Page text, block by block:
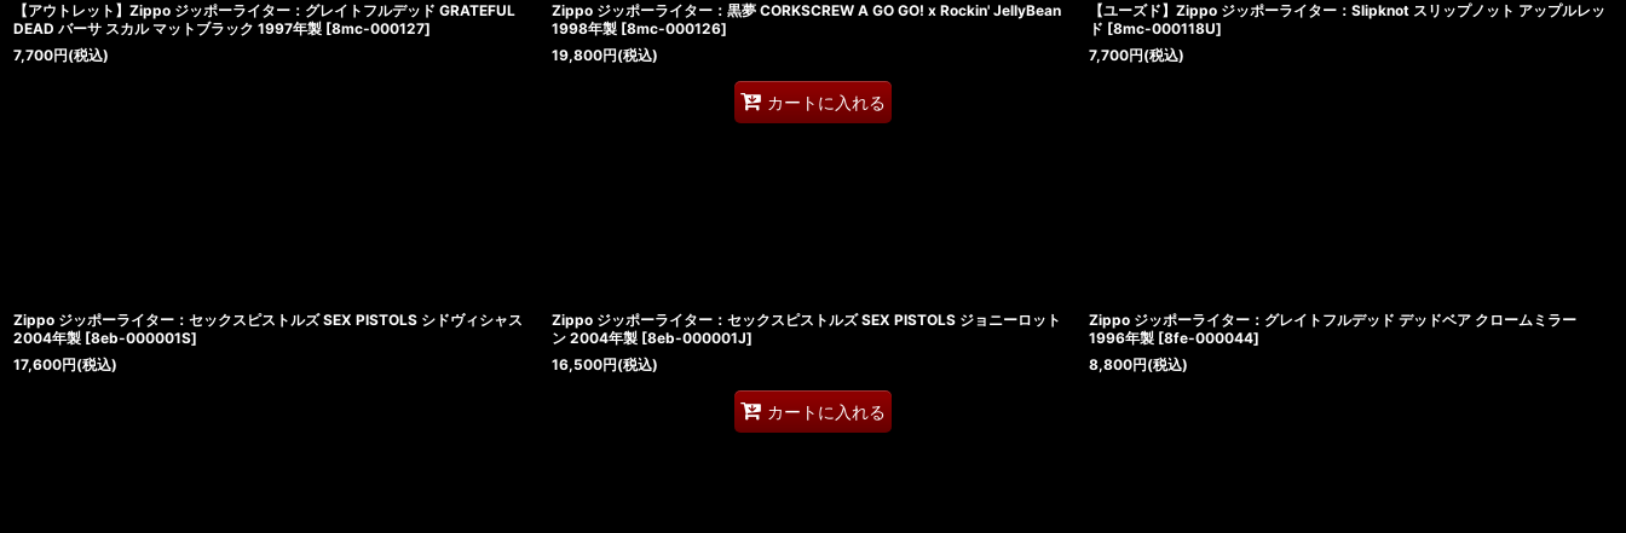
【アウトレット】Zippo ジッポーライター：グレイトフルデッド GRATEFUL
DEAD バーサ スカル マットブラック 1997年製 [8mc-000127]
7,700円(税込)
Zippo ジッポーライター：黒夢 CORKSCREW A GO GO! x Rockin' JellyBean
1998年製 [8mc-000126]
19,800円(税込)
カートに入れる
【ユーズド】Zippo ジッポーライター：Slipknot スリップノット アップルレッ
ド [8mc-000118U]
7,700円(税込)
Zippo ジッポーライター：セックスピストルズ SEX PISTOLS シドヴィシャス
2004年製 [8eb-000001S]
17,600円(税込)
Zippo ジッポーライター：セックスピストルズ SEX PISTOLS ジョニーロット
ン 2004年製 [8eb-000001J]
16,500円(税込)
カートに入れる
Zippo ジッポーライター：グレイトフルデッド デッドベア クロームミラー
1996年製 [8fe-000044]
8,800円(税込)